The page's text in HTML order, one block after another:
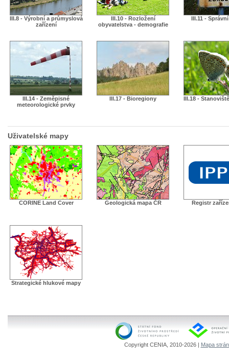
III.8 - Výrobní a průmyslová
zařízení
III.10 - Rozložení
obyvatelstva - demografie
III.11 -
III.14 - Zeměpisné
meteorologické prvky
III.17 - Bioregiony III.18 -
Uživatelské mapy
CORINE Land Cover Geologická mapa ČR Registr
Strategické hlukové mapy
Copyright CENIA, 2010-2026 | Mapa